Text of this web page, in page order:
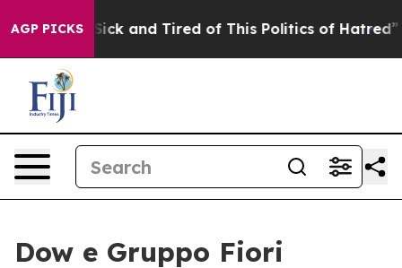
AGP PICKS
Are Sick and Tired of This Politics of Hatred” The
Dow e Gruppo Fiori